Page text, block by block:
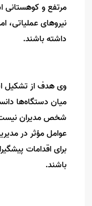
مرتفع و کوهستانی
نیروهای عملیاتی،
داشته باشند.
وی هدف از تشکیل
میان دستگاه‌ها
شخص مدیران
عوامل مؤثر در
برای اقدامات
باشند.